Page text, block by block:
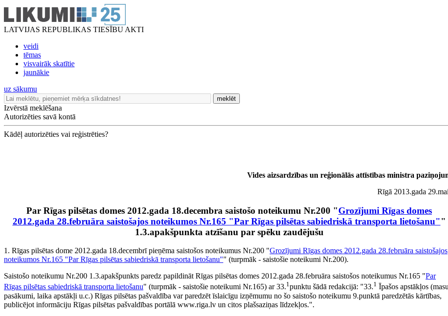
LATVIJAS REPUBLIKAS TIESĪBU AKTI
veidi
tēmas
visvairāk skatītie
jaunākie
uz sākumu
meklēt
Izvērstā meklēšana
Autorizēties savā kontā
Kādēļ autorizēties vai reģistrēties?
Vides aizsardzības un reģionālās attīstības ministra
Rīgā 2013.gada
Par Rīgas pilsētas domes 2012.gada 18.decembra saistošo noteikumu Nr.200 "Grozījumi Rīgas domes
2012.gada 28.februāra saistošajos noteikumos Nr.165 "Par Rīgas pilsētas sabiedriskā transporta lietošanu""
1.3.apakšpunkta atzīšanu par spēku zaudējušu
1. Rīgas pilsētas dome 2012.gada 18.decembrī pieņēma saistošos noteikumus Nr.200 "Grozījumi Rīgas domes 2012.gada 28.februāra saistošajos
noteikumos Nr.165 "Par Rīgas pilsētas sabiedriskā transporta lietošanu"" (turpmāk - saistošie noteikumi Nr.200).
Saistošo noteikumu Nr.200 1.3.apakšpunkts paredz papildināt Rīgas pilsētas domes 2012.gada 28.februāra saistošos noteikumus Nr.165 "Par
Rīgas pilsētas sabiedriskā transporta lietošanu" (turpmāk - saistošie noteikumi Nr.165) ar 33.1punktu šādā redakcijā: "33.1 Īpašos apstākļos
pasākumi, laika apstākļi u.c.) Rīgas pilsētas pašvaldība var paredzēt īslaicīgu izņēmumu no šo saistošo noteikumu 9.punktā paredzētās kārtības,
publicējot informāciju Rīgas pilsētas pašvaldības portālā www.riga.lv un citos plašsaziņas līdzekļos.".